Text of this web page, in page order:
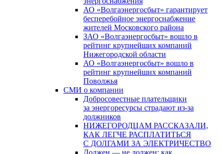
АО «Волгаэнергосбыт» гарантирует
бесперебойное энергоснабжение
жителей Московского района
ЗАО «Волгаэнергосбыт» вошло в
рейтинг крупнейших компаний
Нижегородской области
АО «Волгаэнергосбыт» вошло в
рейтинг крупнейших компаний
Поволжья
СМИ о компании
Добросовестные плательщики
за энергоресурсы страдают из-за
должников
НИЖЕГОРОДЦАМ РАССКАЗАЛИ,
КАК ЛЕГЧЕ РАСПЛАТИТЬСЯ
С ДОЛГАМИ ЗА ЭЛЕКТРИЧЕСТВО